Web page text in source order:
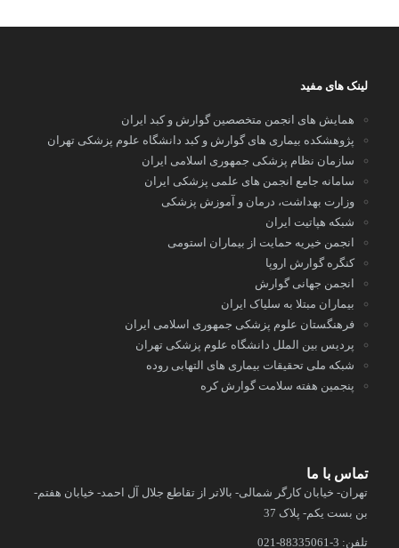
لینک های مفید
همایش های انجمن متخصصین گوارش و کبد ایران
پژوهشکده بیماری های گوارش و کبد دانشگاه علوم پزشکی تهران
سازمان نظام پزشکی جمهوری اسلامی ایران
سامانه جامع انجمن های علمی پزشکی ایران
وزارت بهداشت، درمان و آموزش پزشکی
شبکه هپاتیت ایران
انجمن خیریه حمایت از بیماران استومی
کنگره گوارش اروپا
انجمن جهانی گوارش
بیماران مبتلا به سلیاک ایران
فرهنگستان علوم پزشکی جمهوری اسلامی ایران
پردیس بین الملل دانشگاه علوم پزشکی تهران
شبکه ملی تحقیقات بیماری های التهابی روده
پنجمین هفته سلامت گوارش کره
تماس با ما
تهران- خیابان کارگر شمالی- بالاتر از تقاطع جلال آل احمد- خیابان هفتم-
بن بست یکم- پلاک 37
تلفن: 3-88335061-021